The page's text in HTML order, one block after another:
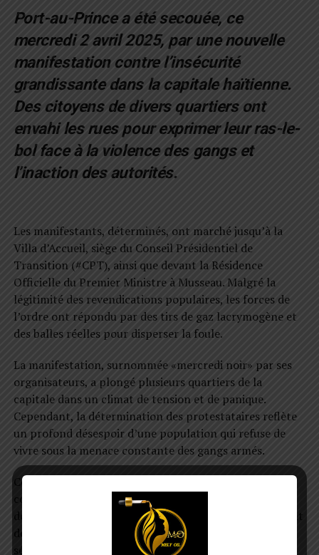
Port-au-Prince a été secouée, ce
mercredi 2 avril 2025, par une nouvelle
manifestation contre l’insécurité
grandissante dans la capitale haïtienne.
Des citoyens de divers quartiers ont
envahi les rues pour exprimer leur ras-le-
bol face à la violence des gangs et
l’inaction des autorités.
Les manifestants, déterminés, ont marché jusqu’à la
Villa d’Accueil, siège du Conseil Présidentiel de
Transition (#CPT), ainsi que devant la Résidence
Officielle du Premier Ministre à Musseau. Malgré la
légitimité des revendications populaires, les forces de
l’ordre ont répondu par des tirs de gaz lacrymogène et
des balles réelles pour disperser la foule.
La manifestation, surnommée «mercredi noir» par ses
organisateurs, a plongé plusieurs quartiers de la
capitale dans un climat de tension et de panique.
Cependant, la détermination des protestataires reflète
un profond désespoir d’une population qui refuse de
vivre sous la menace constante des gangs armés.
Cette mobilisation s’inscrit dans une série de
contestations croissantes qui secouent le pays, ces
dernières semaines. De plus en plus, les citoyens exigent
des actions concrètes des autorités pour restaurer la
sécurité et la stabilité.